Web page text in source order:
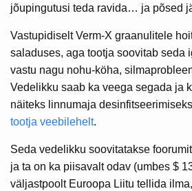
jõupingutusi teda ravida… ja põsed
Vastupidiselt Verm-X graanulitele
saladuses, aga tootja soovitab seda
vastu nagu nohu-köha,
Vedelikku saab ka veega segada ja
näiteks linnumaja
tootja veebilehelt.
Seda vedelikku soovitatakse
ja ta on ka piisavalt odav (umbes $
väljastpoolt Euroopa Liitu tellida